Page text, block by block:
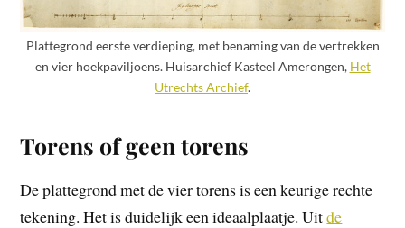
Plattegrond eerste verdieping, met benaming van de vertrekken
en vier hoekpaviljoens. Huisarchief Kasteel Amerongen, Het
Utrechts Archief.
Torens of geen torens
De plattegrond met de vier torens is een keurige rechte
tekening. Het is duidelijk een ideaalplaatje. Uitde